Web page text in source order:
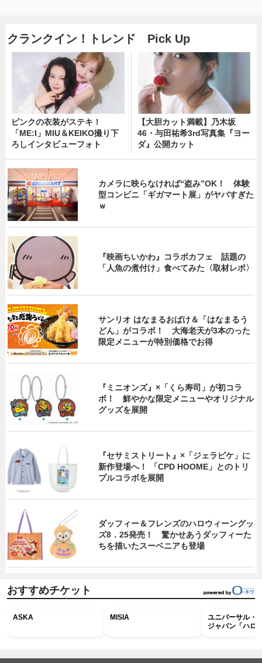
クランクイン！トレンド Pick Up
ピンクの衣装がステキ！
「ME:I」MIU＆KEIKO撮り下
ろしインタビューフォト
【大胆カット満載】乃木坂
46・与田祐希3rd写真集『ヨー
ダ』公開カット
カメラに映らなければ“盗み”OK！ 体験
型コンビニ「ギガマート展」がヤバすぎた
ｗ
『映画ちいかわ』コラボカフェ 話題の
「人魚の煮付け」食べてみた〈取材レポ〉
サンリオ はなまるおばけ＆「はなまるう
どん」がコラボ！ 大海老天が3本のった
限定メニューが特別価格でお得
『ミニオンズ』×「くら寿司」が初コラ
ボ！ 鮮やかな限定メニューやオリジナル
グッズを展開
『セサミストリート』×「ジェラピケ」に
新作登場へ！ 「CPD HOOME」とのトリ
プルコラボを展開
ダッフィー＆フレンズのハロウィーングッ
ズ8．25発売！ 驚かせあうダッフィーた
ちを描いたスーベニアも登場
おすすめチケット
ASKA MISIA
ユニバーサル・
ジャパン「ハロ